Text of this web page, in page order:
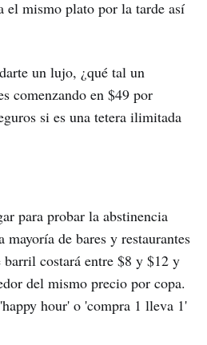
el mismo plato por la tarde así
un lujo, ¿qué tal un
comenzando en $49 por
si es una tetera ilimitada
para probar la abstinencia
mayoría de bares y restaurantes
barril costará entre $8 y $12 y
del mismo precio por copa.
hour' o 'compra 1 lleva 1'